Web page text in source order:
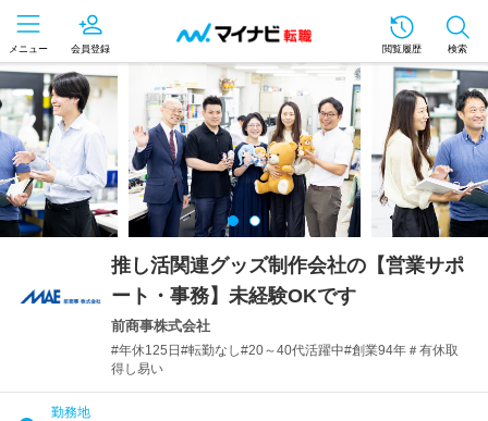
メニュー 会員登録 閲覧履歴 検索
推し活関連グッズ制作会社の【営業サポ
ート・事務】未経験OKです
前商事株式会社
#年休125日#転勤なし#20～40代活躍中#創業94年＃有休取
得し易い
勤務地